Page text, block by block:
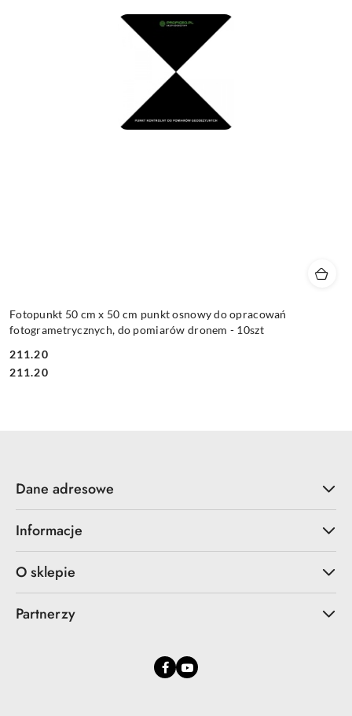
Fotopunkt 50 cm x 50 cm punkt osnowy do opracowań
fotogrametrycznych, do pomiarów dronem - 10szt
Cena:
211.20
Cena:
211.20
Dane adresowe
Informacje
O sklepie
Partnerzy